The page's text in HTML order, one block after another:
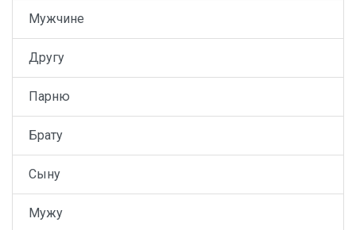
Мужчине
Другу
Парню
Брату
Сыну
Мужу